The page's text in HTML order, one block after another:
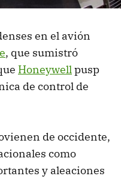
en el avión
, que sumistró
Honeywellpusp
de control de
de occidente,
como
y aleaciones